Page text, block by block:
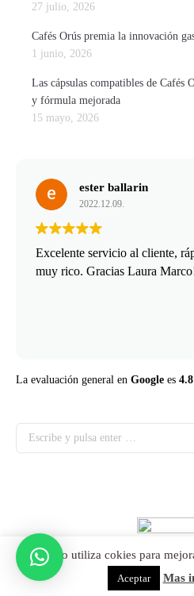
27 julio, 2026
Cafés Orús premia la innovación
1 junio, 2026
Las cápsulas compatibles de Cafés
y fórmula mejorada
15 mayo, 2026
ester ballarin
2022.12.09.
Excelente servicio al cliente,
muy rico. Gracias Laura
La evaluación general en Google es 4.8
Cafés Orús S.A.
T.976 34 72 72 |
Pltca. privacidad|
Diseño
Este sitio utiliza cokies para
Aceptar Mas